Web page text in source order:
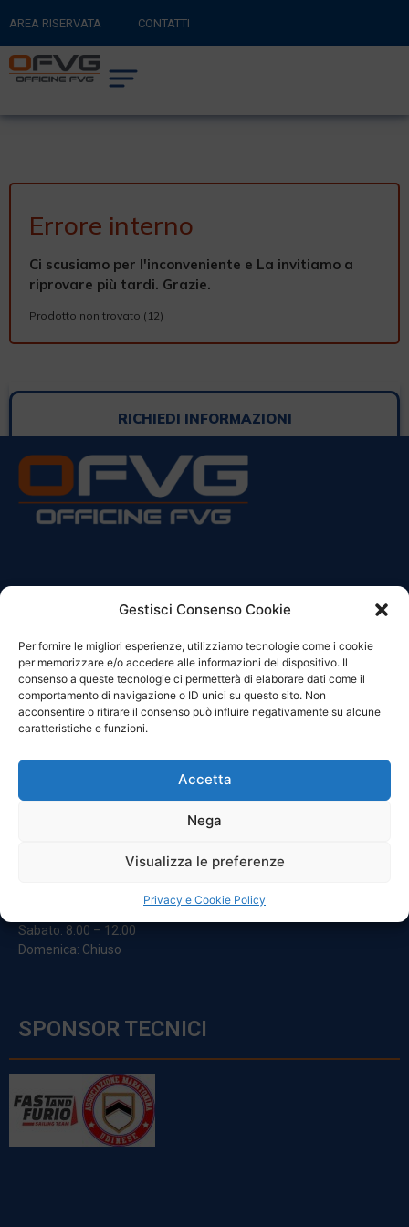
Gestisci Consenso Cookie
Per fornire le migliori esperienze, utilizziamo tecnologie come i cookie
per memorizzare e/o accedere alle informazioni del dispositivo. Il
consenso a queste tecnologie ci permetterà di elaborare dati come il
comportamento di navigazione o ID unici su questo sito. Non
acconsentire o ritirare il consenso può influire negativamente su alcune
caratteristiche e funzioni.
Accetta
Nega
Visualizza le preferenze
Privacy e Cookie Policy
AREA RISERVATA CONTATTI
RITORNA AL SITO PRINCIPALE
CARRELLO
Errore interno
Ci scusiamo per l'inconveniente e La invitiamo a
riprovare più tardi. Grazie.
Prodotto non trovato (12)
RICHIEDI INFORMAZIONI
Sede Legale:
Via Principe Di Udine 144
33030 Campoformido (Ud)
clienti@officinefvg.it
posta@officinefvgpec.It
Sabato: 8:00 – 12:00
Domenica: Chiuso
SPONSOR TECNICI